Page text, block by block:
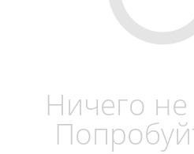
Ничего